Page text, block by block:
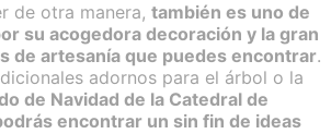
de otra manera, también es uno de
su acogedora decoración y la gran
de artesanía que puedes encontrar.
adornos para el árbol o la
de Navidad de la Catedral de
encontrar un sin fin de ideas